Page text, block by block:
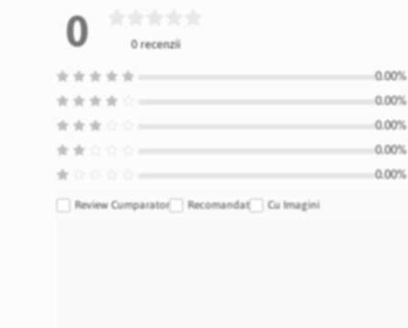
0 0 recenzii
Review Cumparator Recomandat Cu Imagini